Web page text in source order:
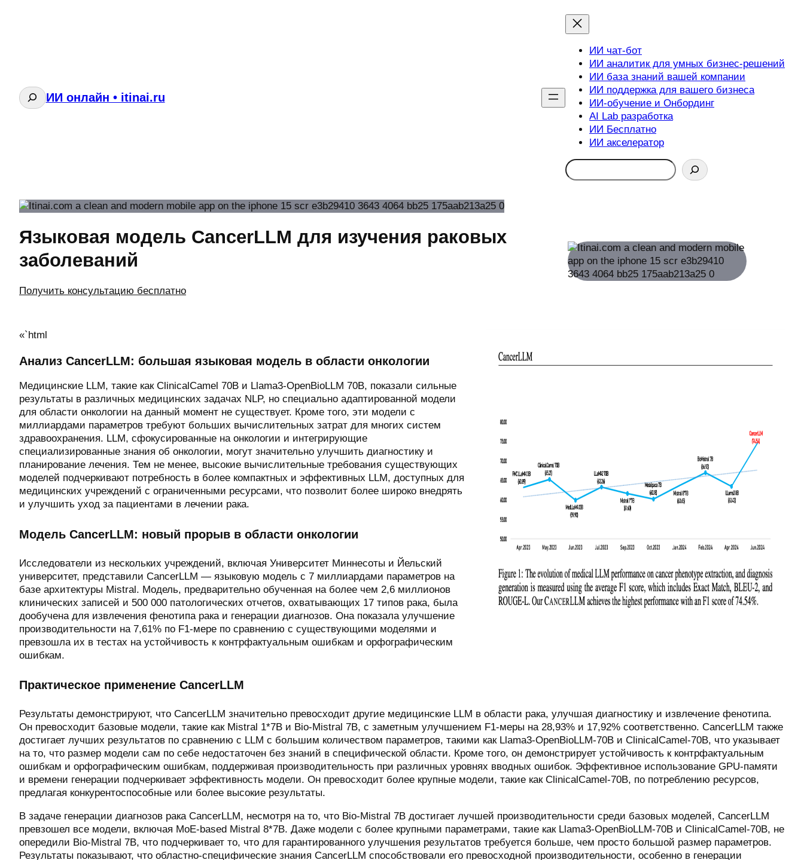
ПоискИИ онлайн • itinai.ru
ИИ чат-бот
ИИ аналитик для умных бизнес-решений
ИИ база знаний вашей компании
ИИ поддержка для вашего бизнеса
ИИ-обучение и Онбординг
AI Lab разработка
ИИ Бесплатно
ИИ акселератор
Search
Языковая модель CancerLLM для изучения раковых
заболеваний
Получить консультацию бесплатно
«`html
Анализ CancerLLM: большая языковая модель в области онкологии
Медицинские LLM, такие как ClinicalCamel 70B и Llama3-OpenBioLLM 70B, показали сильные
результаты в различных медицинских задачах NLP, но специально адаптированной модели
для области онкологии на данный момент не существует. Кроме того, эти модели с
миллиардами параметров требуют больших вычислительных затрат для многих систем
здравоохранения. LLM, сфокусированные на онкологии и интегрирующие
специализированные знания об онкологии, могут значительно улучшить диагностику и
планирование лечения. Тем не менее, высокие вычислительные требования существующих
моделей подчеркивают потребность в более компактных и эффективных LLM, доступных для
медицинских учреждений с ограниченными ресурсами, что позволит более широко внедрять
и улучшить уход за пациентами в лечении рака.
Модель CancerLLM: новый прорыв в области онкологии
Исследователи из нескольких учреждений, включая Университет Миннесоты и Йельский
университет, представили CancerLLM — языковую модель с 7 миллиардами параметров на
базе архитектуры Mistral. Модель, предварительно обученная на более чем 2,6 миллионов
клинических записей и 500 000 патологических отчетов, охватывающих 17 типов рака, была
дообучена для извлечения фенотипа рака и генерации диагнозов. Она показала улучшение
производительности на 7,61% по F1-мере по сравнению с существующими моделями и
превзошла их в тестах на устойчивость к контрфактуальным ошибкам и орфографическим
ошибкам.
Практическое применение CancerLLM
Результаты демонстрируют, что CancerLLM значительно превосходит другие медицинские LLM в области рака, улучшая диагностику и извлечение фенотипа.
Он превосходит базовые модели, такие как Mistral 1*7B и Bio-Mistral 7B, с заметным улучшением F1-меры на 28,93% и 17,92% соответственно. CancerLLM также
достигает лучших результатов по сравнению с LLM с большим количеством параметров, такими как Llama3-OpenBioLLM-70B и ClinicalCamel-70B, что указывает
на то, что размер модели сам по себе недостаточен без знаний в специфической области. Кроме того, он демонстрирует устойчивость к контрфактуальным
ошибкам и орфографическим ошибкам, поддерживая производительность при различных уровнях вводных ошибок. Эффективное использование GPU-памяти
и времени генерации подчеркивает эффективность модели. Он превосходит более крупные модели, такие как ClinicalCamel-70B, по потреблению ресурсов,
предлагая конкурентоспособные или более высокие результаты.
В задаче генерации диагнозов рака CancerLLM, несмотря на то, что Bio-Mistral 7B достигает лучшей производительности среди базовых моделей, CancerLLM
превзошел все модели, включая MoE-based Mistral 8*7B. Даже модели с более крупными параметрами, такие как Llama3-OpenBioLLM-70B и ClinicalCamel-70B, не
опередили Bio-Mistral 7B, что подчеркивает то, что для гарантированного улучшения результатов требуется больше, чем просто большой размер параметров.
Результаты показывают, что областно-специфические знания CancerLLM способствовали его превосходной производительности, особенно в генерации